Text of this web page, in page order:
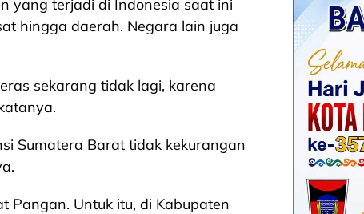
yang terjadi di Indonesia saat ini
hingga daerah. Negara lain juga
sekarang tidak lagi, karena
Sumatera Barat tidak kekurangan
Pangan. Untuk itu, di Kabupaten